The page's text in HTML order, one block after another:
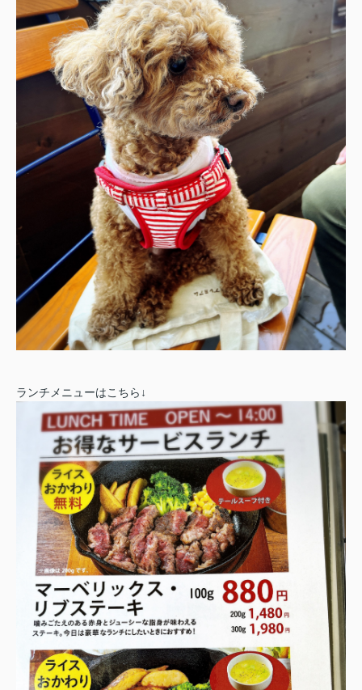
ランチメニューはこちら↓